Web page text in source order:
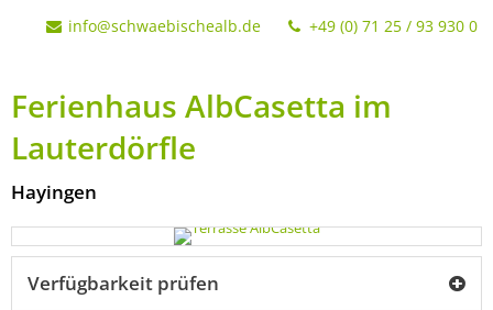
info@schwaebischealb.de +49 (0) 71 25 / 93 930 0
Ferienhaus AlbCasetta im
Lauterdörfle
Hayingen
Verfügbarkeit prüfen